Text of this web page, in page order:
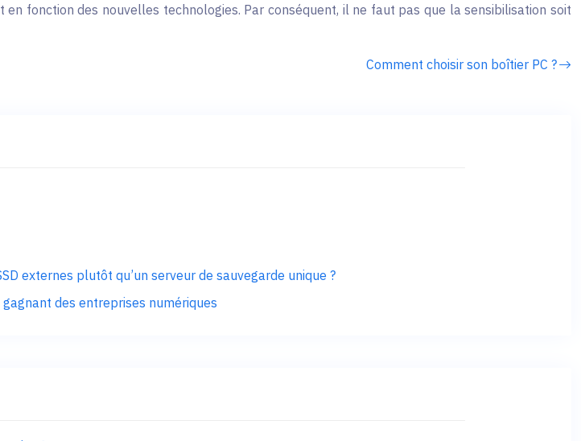
fonction des nouvelles technologies. Par conséquent, il ne faut pas que la sensibilisation soit
Comment choisir son boîtier PC ?
externes plutôt qu’un serveur de sauvegarde unique ?
des entreprises numériques